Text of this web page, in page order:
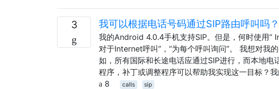
3 我可以根据电话号码通过SIP路由呼叫吗？
我的Android 4.0.4手机支持SIP。但是，何时使用“
对于Internet呼叫”，“为每个呼叫询问”。 我想对我
如，所有国际和长途电话应通过SIP进行，而本地
程序，补丁或调整程序可以帮助我实现这一目标？我
8
calls sip